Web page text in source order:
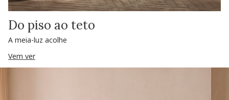
Do piso ao teto
A meia-luz acolhe
Vem ver